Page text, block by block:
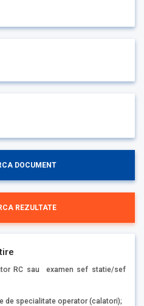
DOCUMENT
REZULTATE
RC sau examen sef statie/sef
de specialitate operator (calatori);